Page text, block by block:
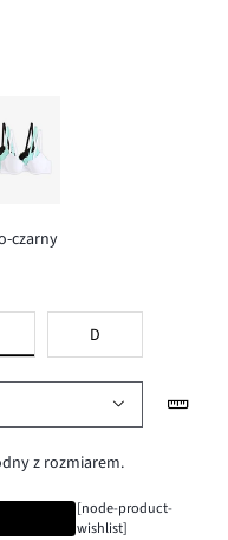
czarny
D
z rozmiarem.
[node-product-
wishlist]